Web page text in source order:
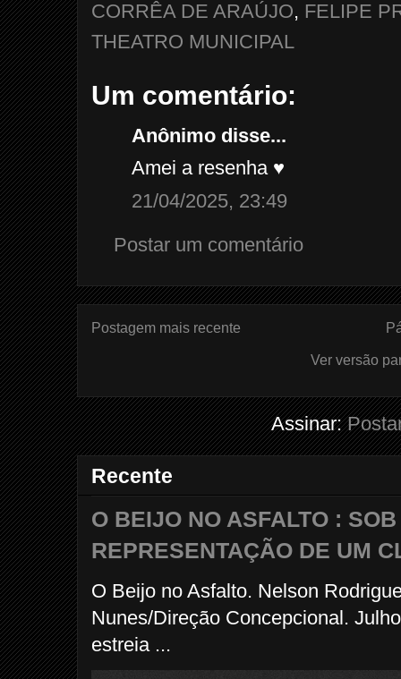
CORRÊA DE ARAÚJO, FELIPE
THEATRO MUNICIPAL
Um comentário:
Anônimo disse...
Amei a resenha ♥️
21/04/2025, 23:49
Postar um comentário
Postagem mais recente
Ver versão
Assinar:
Recente
O BEIJO NO ASFALTO :
REPRESENTAÇÃO DE UM
O Beijo no Asfalto. Nelson
Nunes/Direção Concepcional.
estreia ...